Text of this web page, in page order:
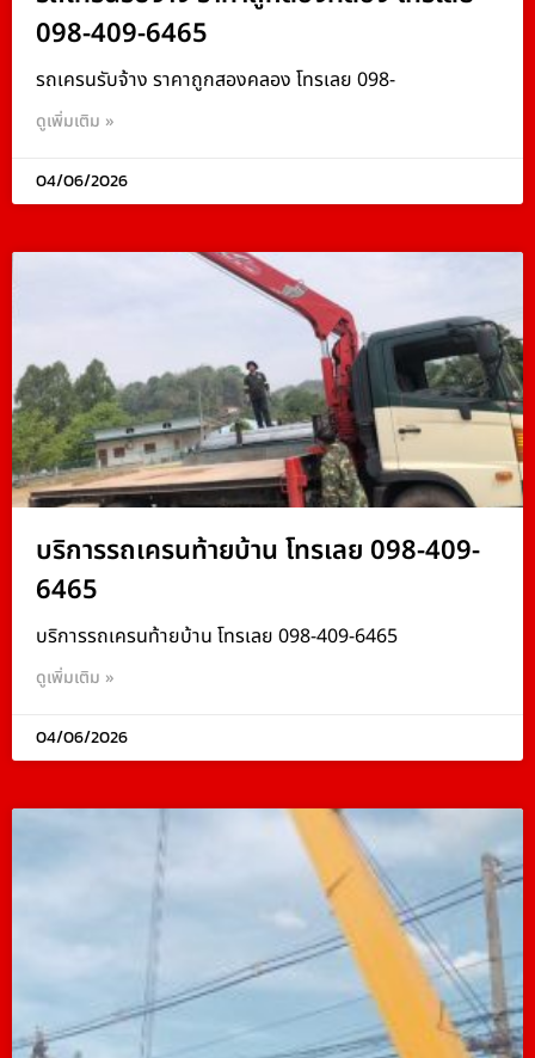
098-409-6465
รถเครนรับจ้าง ราคาถูกสองคลอง โทรเลย 098-
ดูเพิ่มเติม »
04/06/2026
บริการรถเครนท้ายบ้าน โทรเลย 098-409-
6465
บริการรถเครนท้ายบ้าน โทรเลย 098-409-6465
ดูเพิ่มเติม »
04/06/2026